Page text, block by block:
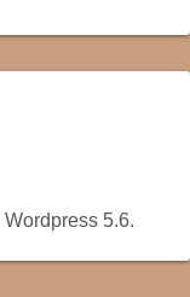
Wordpress 5.6.